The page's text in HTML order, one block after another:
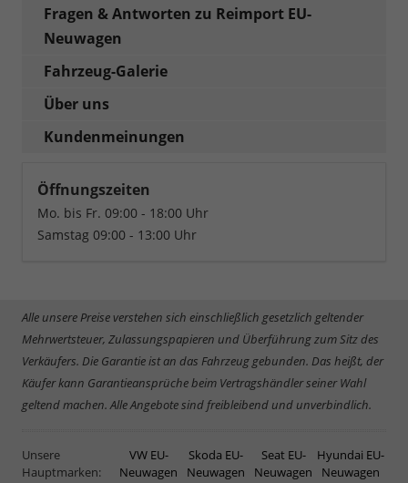
Fragen & Antworten zu Reimport EU-
Neuwagen
Fahrzeug-Galerie
Über uns
Kundenmeinungen
Öffnungszeiten
Mo. bis Fr. 09:00 - 18:00 Uhr
Samstag 09:00 - 13:00 Uhr
Alle unsere Preise verstehen sich einschließlich gesetzlich geltender
Mehrwertsteuer, Zulassungspapieren und Überführung zum Sitz des
Verkäufers. Die Garantie ist an das Fahrzeug gebunden. Das heißt, der
Käufer kann Garantieansprüche beim Vertragshändler seiner Wahl
geltend machen. Alle Angebote sind freibleibend und unverbindlich.
Unsere
Hauptmarken:
VW EU-
Neuwagen
Skoda EU-
Neuwagen
Seat EU-
Neuwagen
Hyundai EU-
Neuwagen